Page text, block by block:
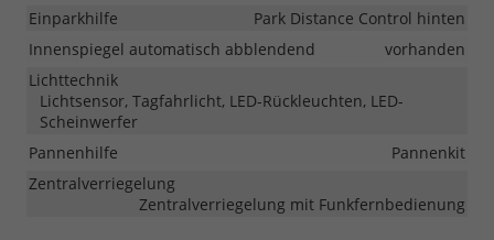
Einparkhilfe
Park Distance Control hinten
Innenspiegel automatisch abblendend
vorhanden
Lichttechnik
Lichtsensor, Tagfahrlicht, LED-Rückleuchten, LED-
Scheinwerfer
Pannenhilfe
Pannenkit
Zentralverriegelung
Zentralverriegelung mit Funkfernbedienung